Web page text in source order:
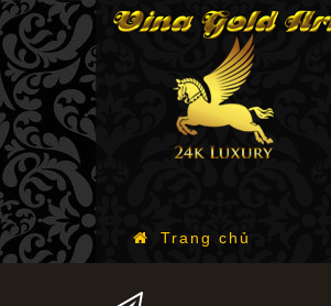
Trang chủ